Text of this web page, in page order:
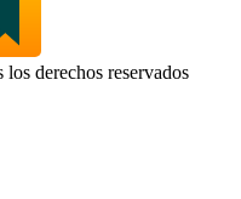
derechos reservados